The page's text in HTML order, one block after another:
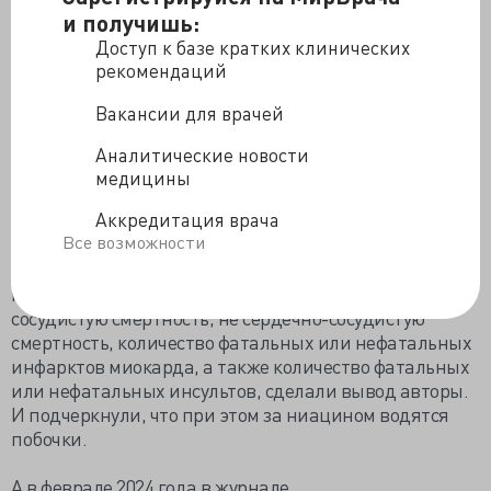
и получишь:
Доступ к базе кратких клинических
рекомендаций
Вакансии для врачей
Аналитические новости
медицины
Аккредитация врача
Все возможности
проанализировать качество всех работ, выбрать
наиболее приличные и проанализировать уже их
В 2017 году так и поступили. В кохрейновский обзор
https://www.cochranelibrary.com/cdsr/doi/10.1002/1
) смогли включить только 23 РКИ с общим числом
участников 39195 человек 33-71 года. Оценивалась
первичная и вторичная профилактика сердечно-
сосудистых заболеваний. Доказательства среднего и
ниацин не снижает общую смертность, сердечно-
сосудистую смертность, не сердечно-сосудистую
смертность, количество фатальных или нефатальных
инфарктов миокарда, а также количество фатальных
или нефатальных инсультов, сделали вывод авторы.
И подчеркнули, что при этом за ниацином водятся
побочки.